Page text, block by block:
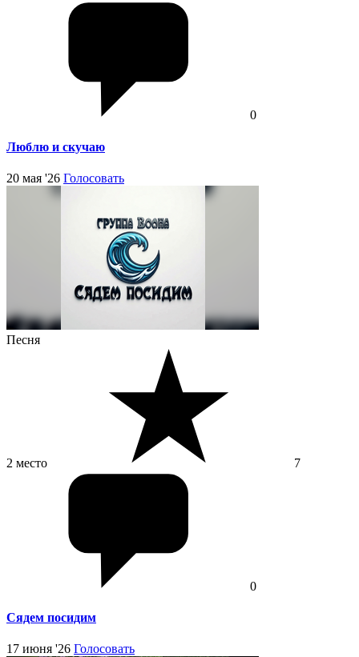
0
Люблю и скучаю
20 мая '26 Голосовать
Песня
2 место 7
0
Сядем посидим
17 июня '26 Голосовать